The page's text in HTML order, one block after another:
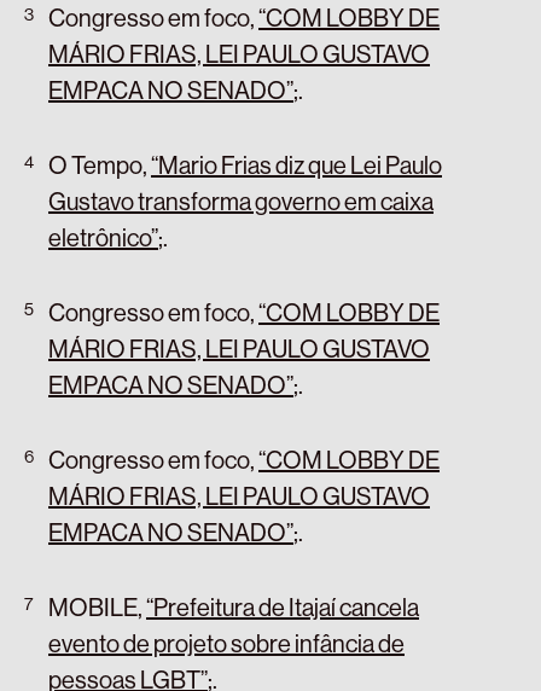
Congresso em foco,“COM LOBBY DE
MÁRIO FRIAS, LEI PAULO GUSTAVO
EMPACA NO SENADO”;.
O Tempo,“Mario Frias diz que Lei Paulo
Gustavo transforma governo em caixa
eletrônico”;.
Congresso em foco,“COM LOBBY DE
MÁRIO FRIAS, LEI PAULO GUSTAVO
EMPACA NO SENADO”;.
Congresso em foco,“COM LOBBY DE
MÁRIO FRIAS, LEI PAULO GUSTAVO
EMPACA NO SENADO”;.
MOBILE,“Prefeitura de Itajaí cancela
evento de projeto sobre infância de
pessoas LGBT”;.